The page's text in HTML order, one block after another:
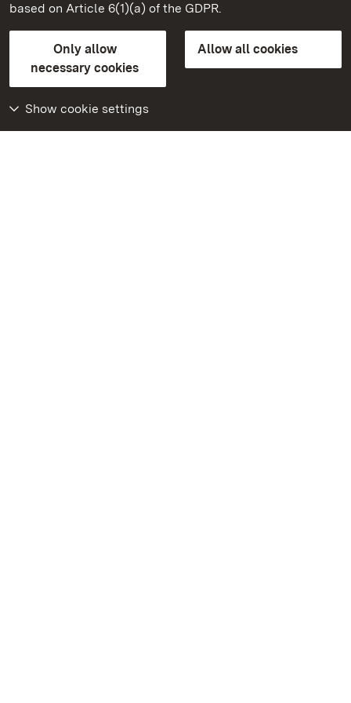
based on Article 6(1)(a) of the GDPR.
Only allow
necessary cookies
Allow all cookies
Show cookie settings
State Palaces and Gardens of Baden-Wuerttemberg
Contact usFAQMasthead
Declaration on barrier-free access
BITV-konform (geprüfte Seiten)